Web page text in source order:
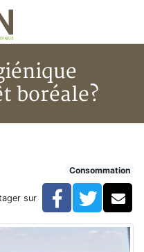
boréale?
il la forêt boréale?
Consommation
sur Facebook